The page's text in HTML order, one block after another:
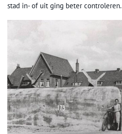
stad in- of uit ging beter controleren.